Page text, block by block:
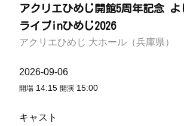
アクリエひめじ開館5周年記念 よ
ライブinひめじ2026
アクリエひめじ 大ホール（兵庫県）
2026-09-06
開場 14:15 開演 15:00
キャスト